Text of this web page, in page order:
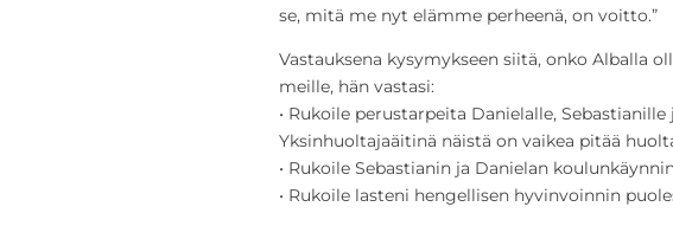
se, mitä me nyt elämme perheenä, on voitto.”
Vastauksena kysymykseen siitä, onko Alballa
meille, hän vastasi:
• Rukoile perustarpeita Danielalle, Sebastianille
Yksinhuoltajaäitinä näistä on vaikea pitää
• Rukoile Sebastianin ja Danielan
• Rukoile lasteni hengellisen hyvinvoinnin